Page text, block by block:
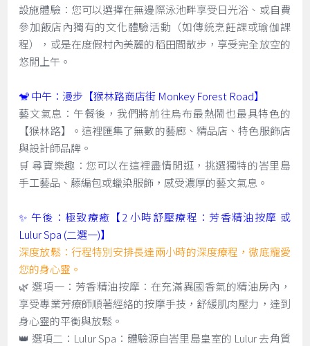
設施體驗：您可以選擇在無邊際泳池畔享受日光浴、或自費
參加飯店內獨有的文化體驗活動（如傳統烹飪課或瑜伽課
程），或是在度假村內美麗的稻田間散步，享受完全放空的
悠閒上午。
🐒 中午：漫步【猴林路商店街 Monkey Forest Road】
藝文氣息：午餐後，我們將前往烏布最熱鬧也最具特色的
【猴林路】。這裡匯集了無數的藝廊、精品店、特色服飾店
與設計師品牌。
🛒 尋寶樂趣：您可以在這裡盡情閒逛，挑選獨特的峇里島
手工藝品、藤編包或蠟染服飾，感受濃厚的藝文氣息。
✨ 午後：極致療癒【2 小時舒壓療程：芳香精油按摩 或
Lulur Spa (二選一)】
深度放鬆：行程特別安排長達兩小時的深度療程，徹底寵愛
您的身心靈。
🌿 選項一：芳香精油按摩：在充滿異國香氣的精油房內，
享受專業芳療師順著經絡的按摩手技，舒緩肌肉壓力，達到
身心靈的平衡與放鬆。
👑 選項二：Lulur Spa：體驗源自峇里島皇室的 Lulur 去角質